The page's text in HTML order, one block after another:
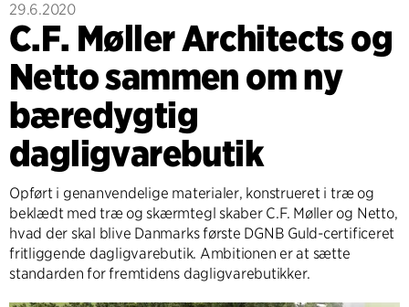
29.6.2020
C.F. Møller Architects og
Netto sammen om ny
bæredygtig
dagligvarebutik
Opført i genanvendelige materialer, konstrueret i træ og
beklædt med træ og skærmtegl skaber C.F. Møller og Netto,
hvad der skal blive Danmarks første DGNB Guld-certificeret
fritliggende dagligvarebutik. Ambitionen er at sætte
standarden for fremtidens dagligvarebutikker.